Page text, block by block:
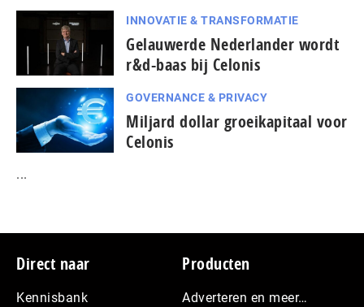
INNOVATIE & TRANSFORMATIE
Gelauwerde Nederlander wordt
r&d-baas bij Celonis
GOVERNANCE & PRIVACY
Miljard dollar groeikapitaal voor
Celonis
...
Footer
Direct naar
Kennisbank
Producten
Adverteren en meer…